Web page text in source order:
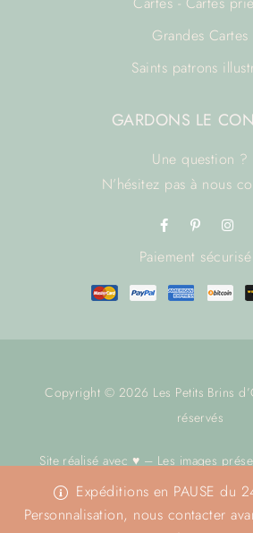
Expéditions en PAUSE du
Personnalisation, nous contacter
Grandes Cartes
Saints patrons
GARDONS LE
Une question ?
N’hésitez pas à nous
Paiement
Copyright © 2026 Les Petits Brins
réservés
Site réalisé avec ♥ – Les images
sont pas libres de droit.Nous contacter
Merci